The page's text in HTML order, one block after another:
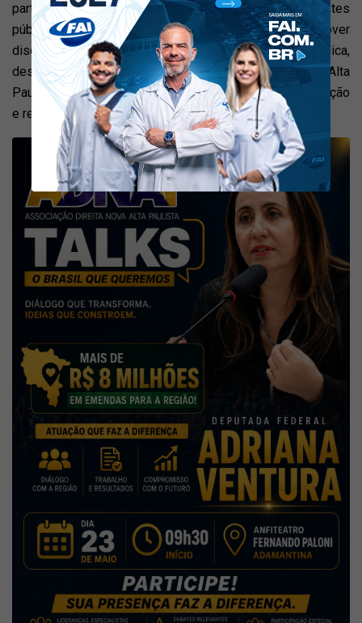
participativo e será voltado ao diálogo entre representantes
públicos, lideranças e comunidade. A proposta é promover
discussões sobre política, gestão pública,
desenvolvimento regional e os desafios da Nova Alta
Paulista, buscando ampliar a aproximação entre população
e representantes institucionais.